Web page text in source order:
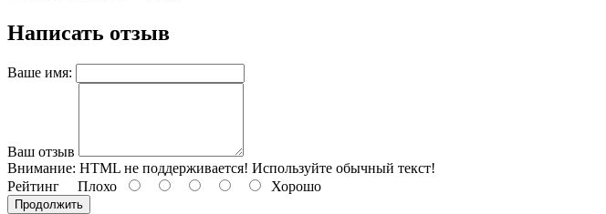
Написать отзыв
Ваше имя:
Ваш отзыв
Внимание: HTML не поддерживается! Используйте обычный текст!
Рейтинг Плохо Хорошо
Продолжить